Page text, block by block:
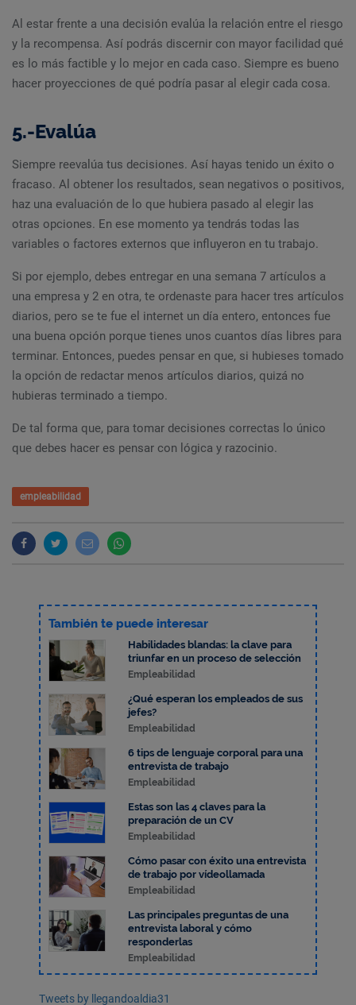
Al estar frente a una decisión evalúa la relación entre el riesgo
y la recompensa. Así podrás discernir con mayor facilidad qué
es lo más factible y lo mejor en cada caso. Siempre es bueno
hacer proyecciones de qué podría pasar al elegir cada cosa.
5.-Evalúa
Siempre reevalúa tus decisiones. Así hayas tenido un éxito o
fracaso. Al obtener los resultados, sean negativos o positivos,
haz una evaluación de lo que hubiera pasado al elegir las
otras opciones. En ese momento ya tendrás todas las
variables o factores externos que influyeron en tu trabajo.
Si por ejemplo, debes entregar en una semana 7 artículos a
una empresa y 2 en otra, te ordenaste para hacer tres artículos
diarios, pero se te fue el internet un día entero, entonces fue
una buena opción porque tienes unos cuantos días libres para
terminar. Entonces, puedes pensar en que, si hubieses tomado
la opción de redactar menos artículos diarios, quizá no
hubieras terminado a tiempo.
De tal forma que, para tomar decisiones correctas lo único
que debes hacer es pensar con lógica y razocinio.
empleabilidad
También te puede interesar
Habilidades blandas: la clave para
triunfar en un proceso de selección
Empleabilidad
¿Qué esperan los empleados de sus
jefes?
Empleabilidad
6 tips de lenguaje corporal para una
entrevista de trabajo
Empleabilidad
Estas son las 4 claves para la
preparación de un CV
Empleabilidad
Cómo pasar con éxito una entrevista
de trabajo por vídeollamada
Empleabilidad
Las principales preguntas de una
entrevista laboral y cómo
responderlas
Empleabilidad
Tweets by llegandoaldia31